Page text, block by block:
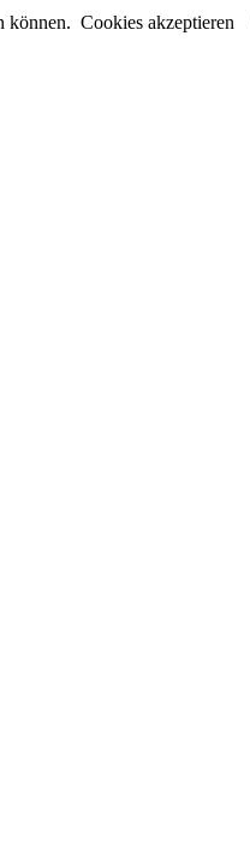
können. Cookies akzeptieren